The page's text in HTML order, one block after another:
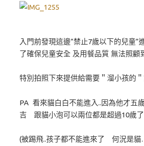
入門前發現這邊”禁止7歲以下的兒童”
了確保兒童安全 及用餐品質 無法照顧
特別拍照下來提供給需要＂溜小孩的＂
PA 看來貓白白不能進入..因為他才
吉 跟貓小泡可以兩位都是超過10歲
(被踢飛..孩子都不能進來了 何況是貓